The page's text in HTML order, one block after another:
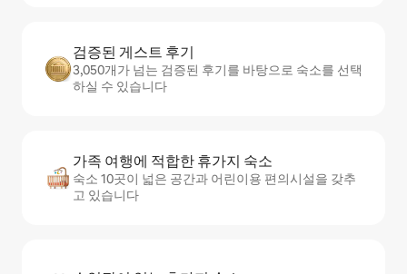
검증된 게스트 후기
3,050개가 넘는 검증된 후기를 바탕으로 숙소를 선택
하실 수 있습니다
가족 여행에 적합한 휴가지 숙소
숙소 10곳이 넓은 공간과 어린이용 편의시설을 갖추
고 있습니다